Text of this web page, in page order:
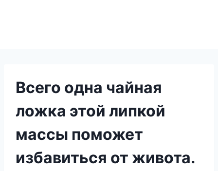
Всего одна чайная
ложка этой липкой
массы поможет
избавиться от живота.